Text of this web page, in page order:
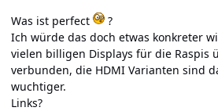
Was ist perfect
?
Ich würde das doch etwas konkreter
vielen billigen Displays für die Raspis
verbunden, die HDMI Varianten sind
wuchtiger.
Links?